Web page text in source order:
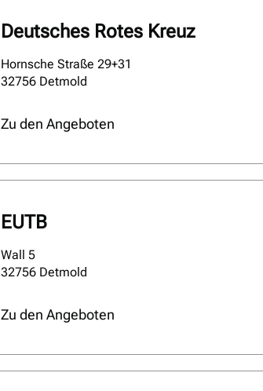
Deutsches Rotes Kreuz
Hornsche Straße 29+31
32756 Detmold
Zu den Angeboten
EUTB
Wall 5
32756 Detmold
Zu den Angeboten